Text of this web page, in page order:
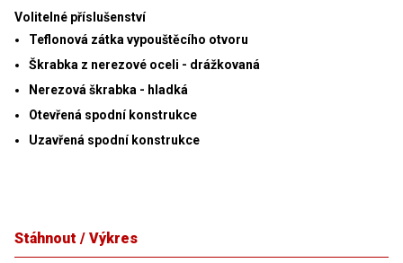
Volitelné příslušenství
Teflonová zátka vypouštěcího otvoru
Škrabka z nerezové oceli - drážkovaná
Nerezová škrabka - hladká
Otevřená spodní konstrukce
Uzavřená spodní konstrukce
Stáhnout / Výkres